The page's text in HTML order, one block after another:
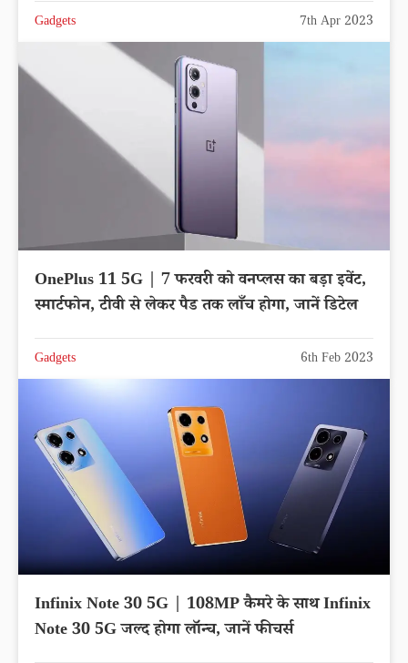
Gadgets 7th Apr 2023
OnePlus 11 5G | 7 फरवरी को वनप्लस का बड़ा इवेंट,
स्मार्टफोन, टीवी से लेकर पैड तक लाँच होगा, जानें डिटेल
Gadgets 6th Feb 2023
Infinix Note 30 5G | 108MP कैमरे के साथ Infinix
Note 30 5G जल्द होगा लॉन्च, जानें फीचर्स